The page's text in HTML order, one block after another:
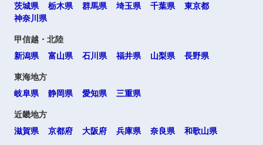
茨城県
栃木県 群馬県 埼玉県 千葉県
東京都
神奈川県
甲信越・北陸
新潟県
富山県 石川県 福井県 山梨県 長野県
東海地方
岐阜県
静岡県 愛知県 三重県
近畿地方
滋賀県
京都府 大阪府 兵庫県 奈良県 和歌山県